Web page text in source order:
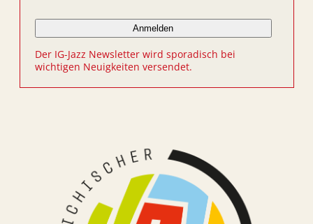
Der IG-Jazz Newsletter wird sporadisch bei
wichtigen Neuigkeiten versendet.